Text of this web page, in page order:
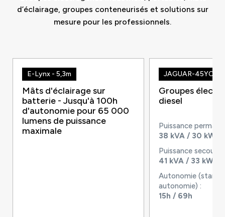
d’éclairage, groupes conteneurisés et solutions sur
mesure pour les professionnels.
E-Lynx - 5,3m
Mâts d'éclairage sur
batterie - Jusqu'à 100h
d'autonomie pour 65 000
lumens de puissance
maximale
JAGUAR-45YC
Groupes
diesel
Puissance
38 kVA / 30 kW
Puissance secours
41 kVA / 33 kW
Autonomie
autonomie) :
15h / 69h